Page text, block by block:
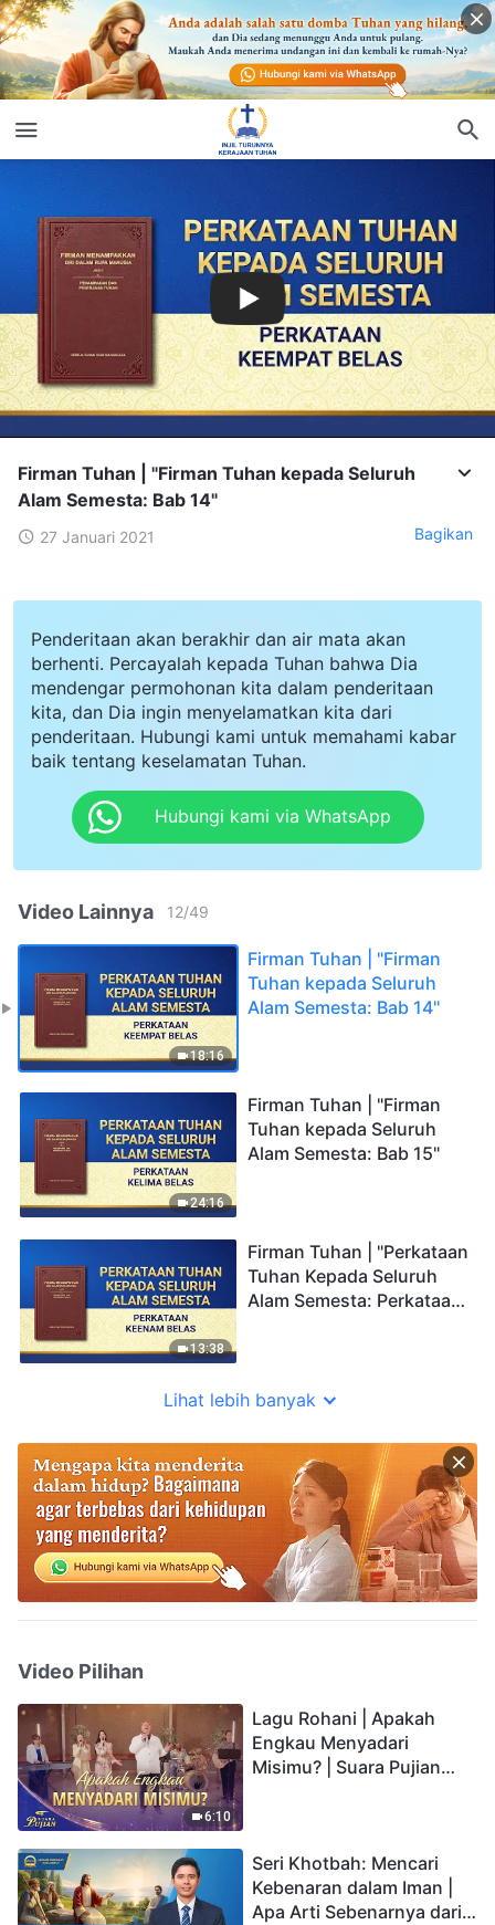
Firman Tuhan | "Firman Tuhan kepada Seluruh
Alam Semesta: Bab 14"
27 Januari 2021 Bagikan
Penderitaan akan berakhir dan air mata akan
berhenti. Percayalah kepada Tuhan bahwa Dia
mendengar permohonan kita dalam penderitaan
kita, dan Dia ingin menyelamatkan kita dari
penderitaan. Hubungi kami untuk memahami kabar
baik tentang keselamatan Tuhan.
Hubungi kami via WhatsApp
Video Lainnya 12/49
18:16
Firman Tuhan | "Firman
Tuhan kepada Seluruh
Alam Semesta: Bab 14"
24:16
Firman Tuhan | "Firman
Tuhan kepada Seluruh
Alam Semesta: Bab 15"
13:38
Firman Tuhan | "Perkataan
Tuhan Kepada Seluruh
Alam Semesta: Perkataan
Lihat lebih banyak
Video Pilihan
6:10
Lagu Rohani | Apakah
Engkau Menyadari
Misimu? | Suara Pujian
Seri Khotbah: Mencari
Kebenaran dalam Iman |
Apa Arti Sebenarnya dari